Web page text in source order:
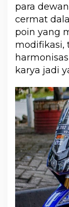
para
cermat
poin yang
modifikasi,
karya jadi